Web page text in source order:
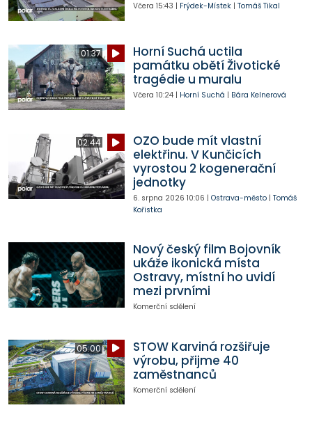
Včera 15:43 | Frýdek-Místek| Tomáš Tikal
01:37
Horní Suchá uctila
památku obětí Životické
tragédie u muralu
Včera 10:24| Horní Suchá | Bára Kelnerová
02:44
OZO bude mít vlastní
elektřinu. V Kunčicích
vyrostou 2 kogenerační
jednotky
6. srpna 2026 10:06 | Ostrava-město| Tomáš
Kořistka
Nový český film Bojovník
ukáže ikonická místa
Ostravy, místní ho uvidí
mezi prvními
Komerční sdělení
05:00
STOW Karviná rozšiřuje
výrobu, přijme 40
zaměstnanců
Komerční sdělení